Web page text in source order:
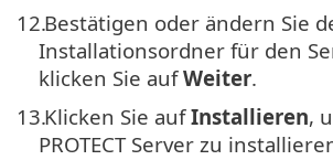
12.Bestätigen oder ändern Sie
Installationsordner für den
klicken Sie aufWeiter.
13.Klicken Sie aufInstallieren,
PROTECT Server zu